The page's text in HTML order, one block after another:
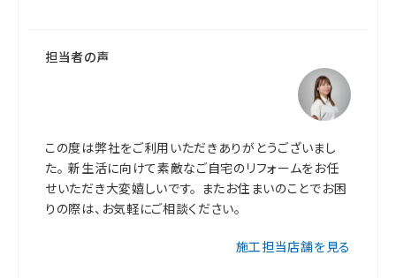
担当者の声
この度は弊社をご利用いただきありがとうございまし
た。 新生活に向けて素敵なご自宅のリフォームをお任
せいただき大変嬉しいです。 またお住まいのことでお困
りの際は、お気軽にご相談ください。
施工担当店舗を見る